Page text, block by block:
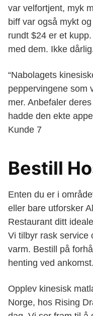
var velfortjent, myk
biff var også mykt
rundt $24 er et
med dem. Ikke
“Nabolagets
peppervingene som
mer. Anbefaler
hadde den ekte
Kunde 7
Bestill
Enten du er i
eller bare utforsker
Restaurant ditt
Vi tilbyr rask service
varm. Bestill på
henting ved ankomst.
Opplev kinesisk
Norge, hos Rising